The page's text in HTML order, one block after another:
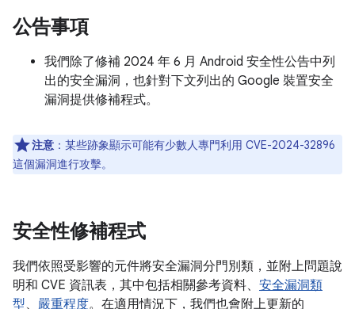
公告事項
我們除了修補 2024 年 6 月 Android 安全性公告中列
出的安全漏洞，也針對下文列出的 Google 裝置安全
漏洞提供修補程式。
注意 ：某些跡象顯示可能有少數人專門利用 CVE-2024-32896
這個漏洞進行攻擊。
安全性修補程式
我們依照受影響的元件將安全漏洞分門別類，並附上問題說
明和 CVE 資訊表，其中包括相關參考資料、 安全漏洞類
型、 嚴重程度。在適用情況下，我們也會附上更新的